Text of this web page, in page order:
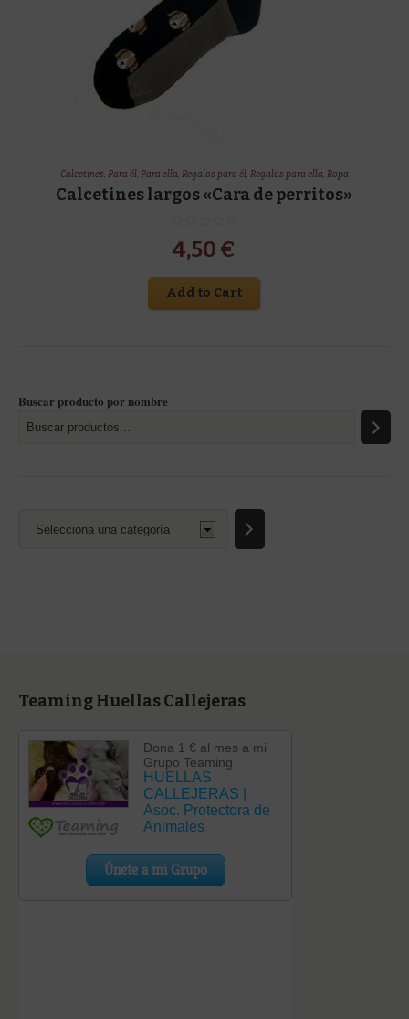
Calcetines, Para él, Para ella, Regalos para él, Regalos para ella, Ropa
Calcetines largos «Cara de perritos»
4,50 €
Add to Cart
Buscar producto por nombre
Teaming Huellas Callejeras